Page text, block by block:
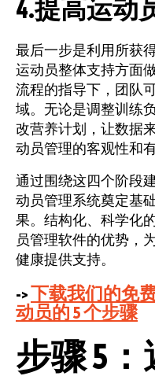
4.提高运动
最后一步是利用所获
运动员整体支持方面
流程的指导下，团队
域。无论是调整训练
改营养计划，让数据
动员管理的客观性和有
通过围绕这四个阶段
动员管理系统奠定基
果。结构化、科学化
员管理软件的优势，
健康提供支持。
->下载我们的免
动员的 5 个步骤
步骤 5